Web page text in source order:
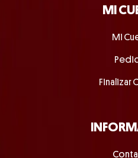
MI
Mi
Finalizar